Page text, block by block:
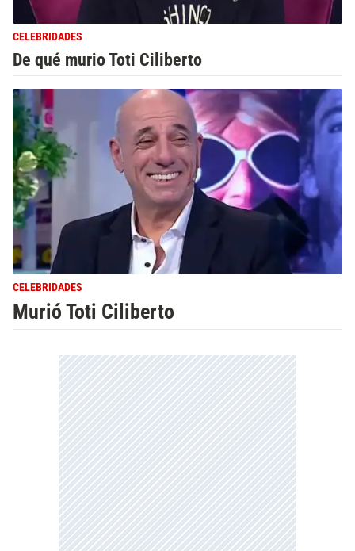
CELEBRIDADES
De qué murio Toti Ciliberto
CELEBRIDADES
Murió Toti Ciliberto